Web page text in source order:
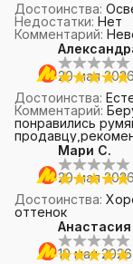
Достоинства:
Недостатки: Нет
Комментарий:
20 мая
Достоинства:
Комментарий:
понравились
Мари С.
20 мая
Достоинства:
оттенок
19 мая 2026